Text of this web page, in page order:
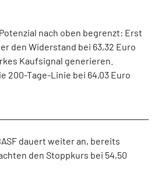
nach oben begrenzt: Erst
den Widerstand bei 63,32 Euro
Kaufsignal generieren.
200-Tage-Linie bei 64,03 Euro
dauert weiter an, bereits
den Stoppkurs bei 54,50